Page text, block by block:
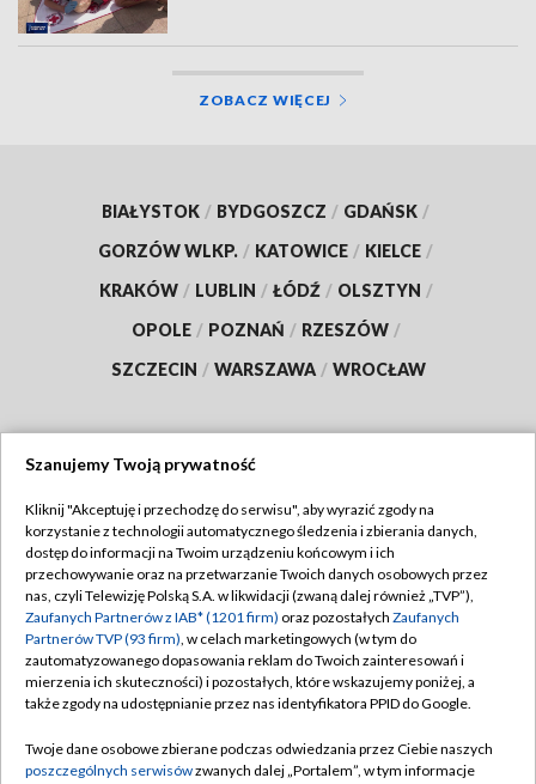
ZOBACZ WIĘCEJ
BIAŁYSTOK / BYDGOSZCZ / GDAŃSK /
GORZÓW WLKP. / KATOWICE / KIELCE /
KRAKÓW / LUBLIN / ŁÓDŹ / OLSZTYN /
OPOLE / POZNAŃ / RZESZÓW /
SZCZECIN / WARSZAWA / WROCŁAW
TVP
Abonament TVP
Emisja w TVP
Centrum informacji TVP
Naziemna Telewizja Cyfrowa
Rada Programowa
Regulamin TVP
Polityka prywatności
Moje zgody
Pomoc
Kontakt
Szanujemy Twoją prywatność
Kliknij "Akceptuję i przechodzę do serwisu", aby wyrazić zgody na
korzystanie z technologii automatycznego śledzenia i zbierania danych,
dostęp do informacji na Twoim urządzeniu końcowym i ich
przechowywanie oraz na przetwarzanie Twoich danych osobowych przez
nas, czyli Telewizję Polską S.A. w likwidacji (zwaną dalej również „TVP”),
Zaufanych Partnerów z IAB* (1201 firm) oraz pozostałych Zaufanych
Partnerów TVP (93 firm), w celach marketingowych (w tym do
zautomatyzowanego dopasowania reklam do Twoich zainteresowań i
mierzenia ich skuteczności) i pozostałych, które wskazujemy poniżej, a
także zgody na udostępnianie przez nas identyfikatora PPID do Google.
Twoje dane osobowe zbierane podczas odwiedzania przez Ciebie naszych
poszczególnych serwisówzwanych dalej „Portalem”, w tym informacje